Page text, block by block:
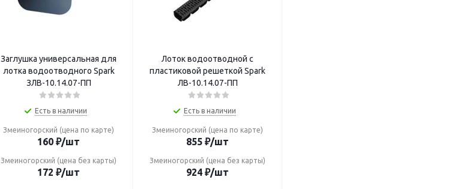
Заглушка универсальная для
лотка водоотводного Spark
ЗЛВ-10.14.07-ПП
Есть в наличии
Змеиногорский (цена по карте)
160 ₽/шт
Змеиногорский (цена без карты)
172 ₽/шт
Лоток водоотводной с
пластиковой решеткой Spark
ЛВ-10.14.07-ПП
Есть в наличии
Змеиногорский (цена по карте)
855 ₽/шт
Змеиногорский (цена без карты)
924 ₽/шт